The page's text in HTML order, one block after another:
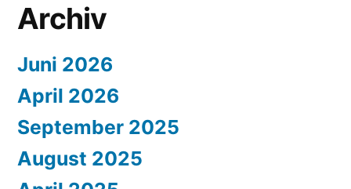
Archiv
Juni 2026
April 2026
September 2025
August 2025